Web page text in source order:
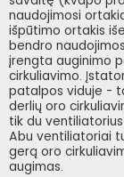
naudojimosi
išpūtimo ortakis
bendro
įrengta auginimo
cirkuliavimo.
patalpos viduje -
derlių oro
tik du
Abu ventiliatoriai
gerą oro
augimas.